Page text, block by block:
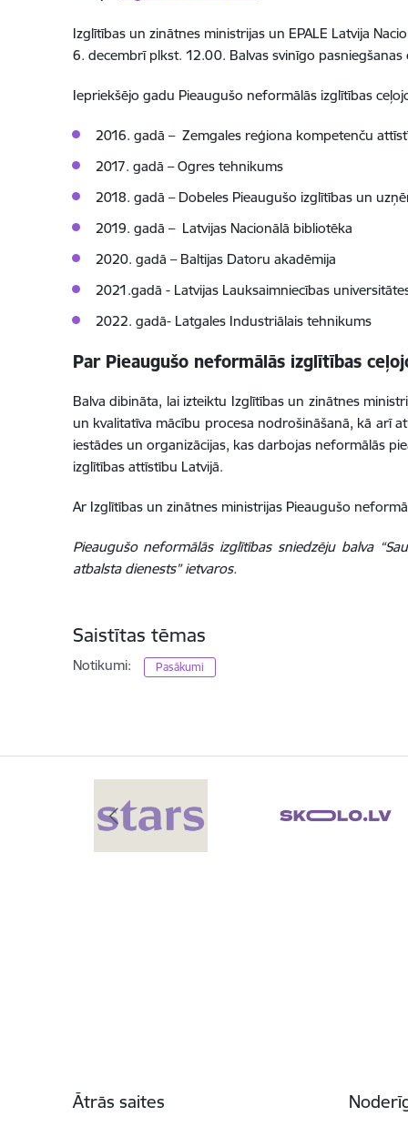
Izglītības un zinātnes ministrijas un EPALE Latvija
6. decembrī plkst. 12.00. Balvas svinīgo
Iepriekšējo gadu Pieaugušo neformālās izglītības
2016. gadā – Zemgales reģiona kompetenču
2017. gadā – Ogres tehnikums
2018. gadā – Dobeles Pieaugušo izglītības un
2019. gadā – Latvijas Nacionālā bibliotēka
2020. gadā – Baltijas Datoru akadēmija
2021.gadā - Latvijas Lauksaimniecības
2022. gadā- Latgales Industriālais tehnikums
Par Pieaugušo neformālās izglītības
Balva dibināta, lai izteiktu Izglītības un zinātnes
un kvalitatīva mācību procesa nodrošināšanā, kā arī
iestādes un organizācijas, kas darbojas neformālās
izglītības attīstību Latvijā.
Ar Izglītības un zinātnes ministrijas Pieaugušo
Pieaugušo neformālās izglītības sniedzēju balva
atbalsta dienests” ietvaros.
Saistītas tēmas
Notikumi: Pasākumi
Ātrās saites